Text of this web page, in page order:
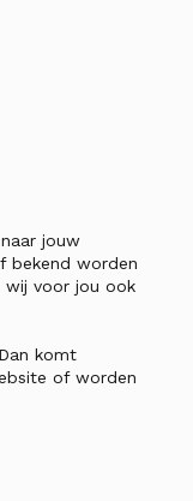
jouw
bekend worden
wij voor jou ook
komt
of worden